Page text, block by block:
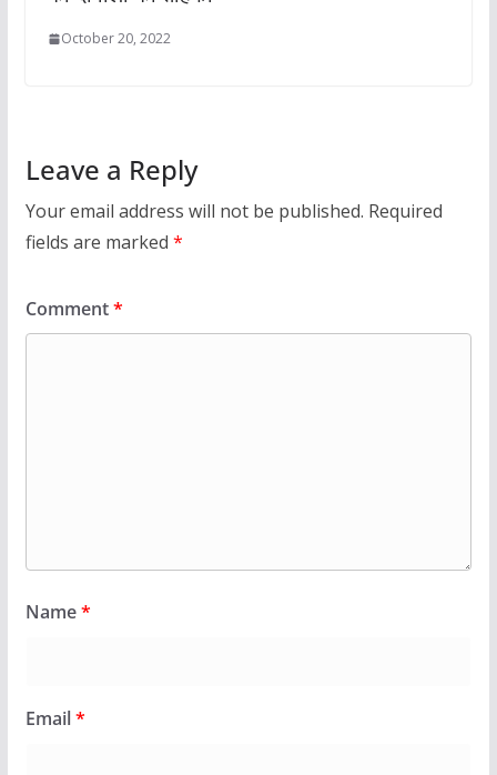
October 20, 2022
Leave a Reply
Your email address will not be published. Required
fields are marked *
Comment*
Name*
Email*